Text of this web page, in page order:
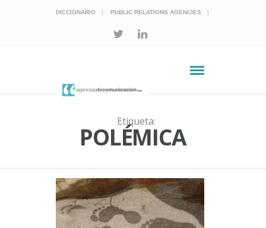
DICCIONARIO PUBLIC RELATIONS AGENCIES
Etiqueta:
POLÉMICA